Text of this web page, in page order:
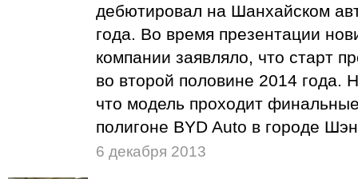
дебютировал на Шанхайском
года. Во время презентации
компании заявляло, что старт
во второй половине 2014 года.
что модель проходит
полигоне BYD Auto в городе
6 декабря 2013